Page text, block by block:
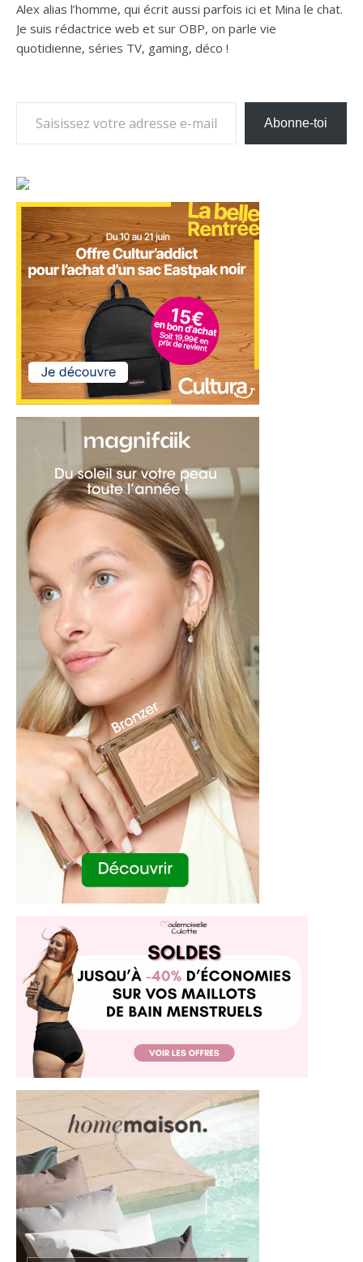
Alex alias l’homme, qui écrit aussi parfois ici et Mina le chat.
Je suis rédactrice web et sur OBP, on parle vie
quotidienne, séries TV, gaming, déco !
Abonne-toi